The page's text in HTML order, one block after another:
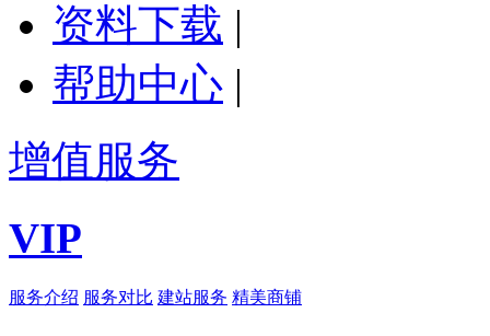
资料下载 |
帮助中心 |
增值服务
VIP
服务介绍 服务对比 建站服务 精美商铺